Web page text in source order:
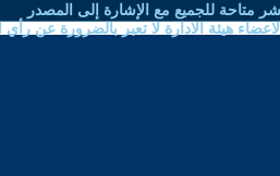
متاحة للجميع مع الإشارة إلى المصدر
هيئة الادارة لا تعبر بالضرورة عن رأي